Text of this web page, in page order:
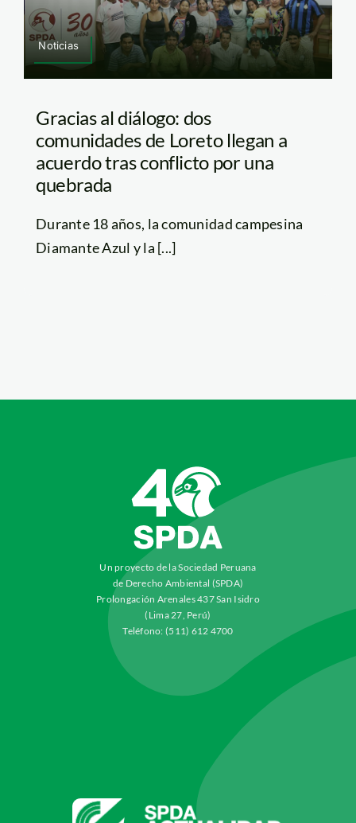
Noticias
Gracias al diálogo: dos
comunidades de Loreto llegan a
acuerdo tras conflicto por una
quebrada
Durante 18 años, la comunidad campesina
Diamante Azul y la [...]
Un proyecto de la Sociedad Peruana
de Derecho Ambiental (SPDA)
Prolongación Arenales 437 San Isidro
(Lima 27, Perú)
Teléfono: (511) 612 4700